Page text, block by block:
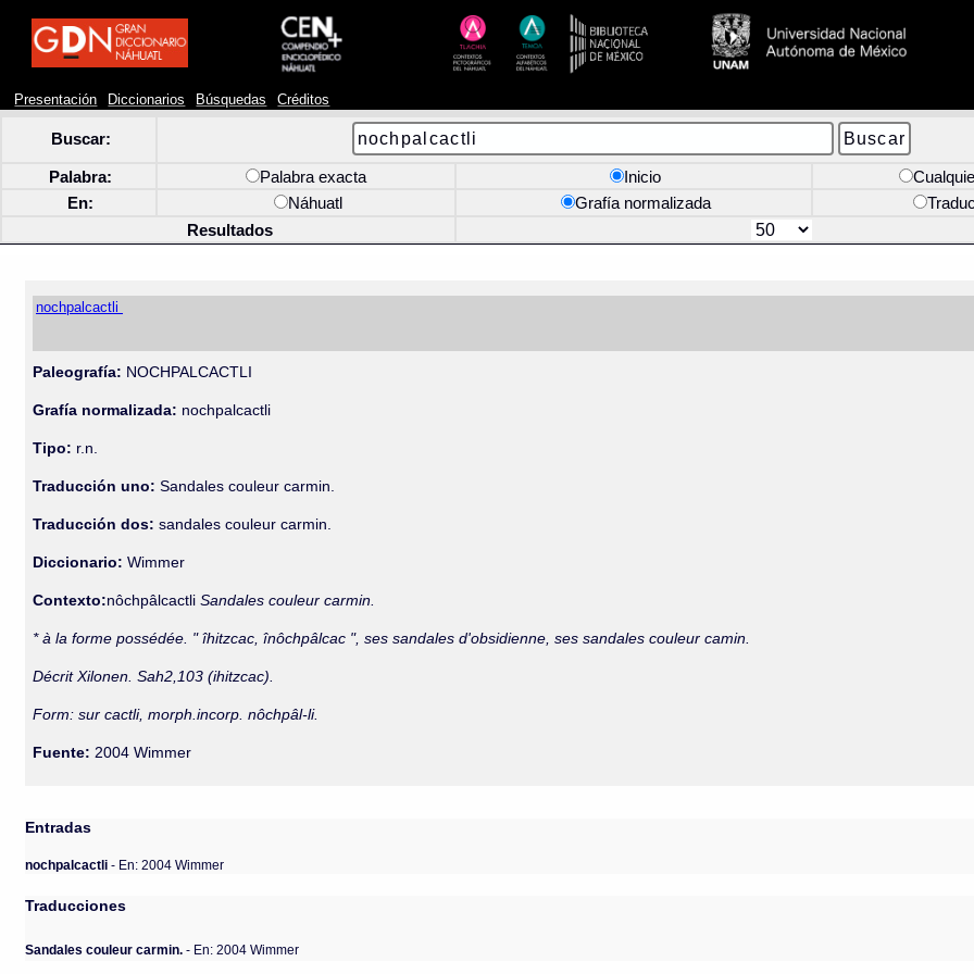
Presentación Diccionarios Búsquedas Créditos
Buscar:
Palabra: Palabra exacta Inicio
En:
Náhuatl Grafía normalizada
Resultados
nochpalcactli
Paleografía: NOCHPALCACTLI
Grafía normalizada: nochpalcactli
Tipo: r.n.
Traducción uno: Sandales couleur carmin.
Traducción dos: sandales couleur carmin.
Diccionario:Wimmer
Contexto:nôchpâlcactliSandales couleur carmin.
* à la forme possédée. " îhitzcac, înôchpâlcac ", ses sandales d'obsidienne, ses sandales couleur camin.
Décrit Xilonen. Sah2,103 (ihitzcac).
Form: sur cactli, morph.incorp. nôchpâl-li.
Fuente: 2004 Wimmer
Entradas
nochpalcactli- En: 2004 Wimmer
Traducciones
Sandales couleur carmin. - En: 2004 Wimmer